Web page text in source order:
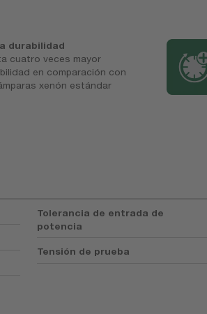
durabilidad
cuatro veces mayor
en comparación con
xenón estándar
Tolerancia de entrada de
potencia
Tensión de prueba